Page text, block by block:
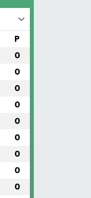
P
0
0
0
0
0
0
0
0
0